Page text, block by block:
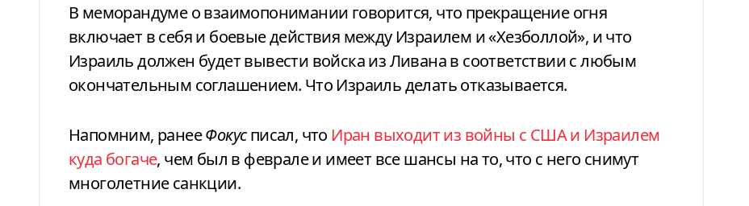
В меморандуме о взаимопонимании говорится, что прекращение огня
включает в себя и боевые действия между Израилем и «Хезболлой», и что
Израиль должен будет вывести войска из Ливана в соответствии с любым
окончательным соглашением. Что Израиль делать отказывается.
Напомним, ранееФокусписал, что Иран выходит из войны с США и Израилем
куда богаче, чем был в феврале и имеет все шансы на то, что с него снимут
многолетние санкции.